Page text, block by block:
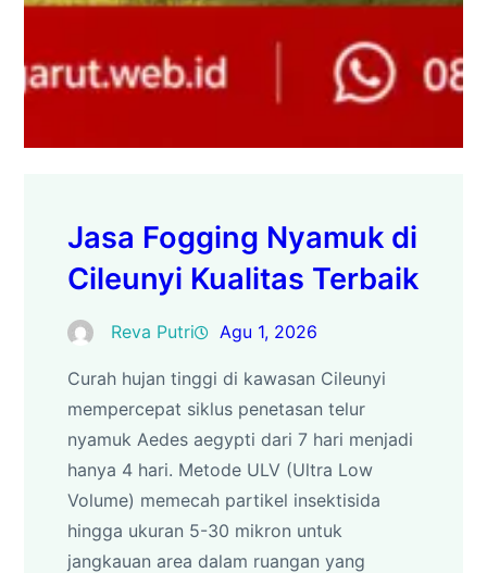
Jasa Fogging Nyamuk di
Cileunyi Kualitas Terbaik
Reva Putri Agu 1, 2026
Curah hujan tinggi di kawasan Cileunyi
mempercepat siklus penetasan telur
nyamuk Aedes aegypti dari 7 hari menjadi
hanya 4 hari. Metode ULV (Ultra Low
Volume) memecah partikel insektisida
hingga ukuran 5-30 mikron untuk
jangkauan area dalam ruangan yang